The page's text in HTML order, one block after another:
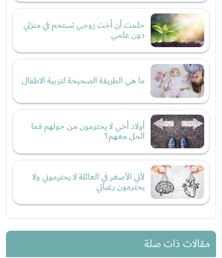
حلمت أن أخت زوجي تستحم في منزلي
دون علمي
ما هي الطريقة الصحيحة لتربية الاطفال
أولاد أخي لا يحترمون من حولهم فما
الحل معهم؟
لأني الأصغر في العائلة لا يحترموني ولا
يحترمون رغباتي
مقالات ذات صلة